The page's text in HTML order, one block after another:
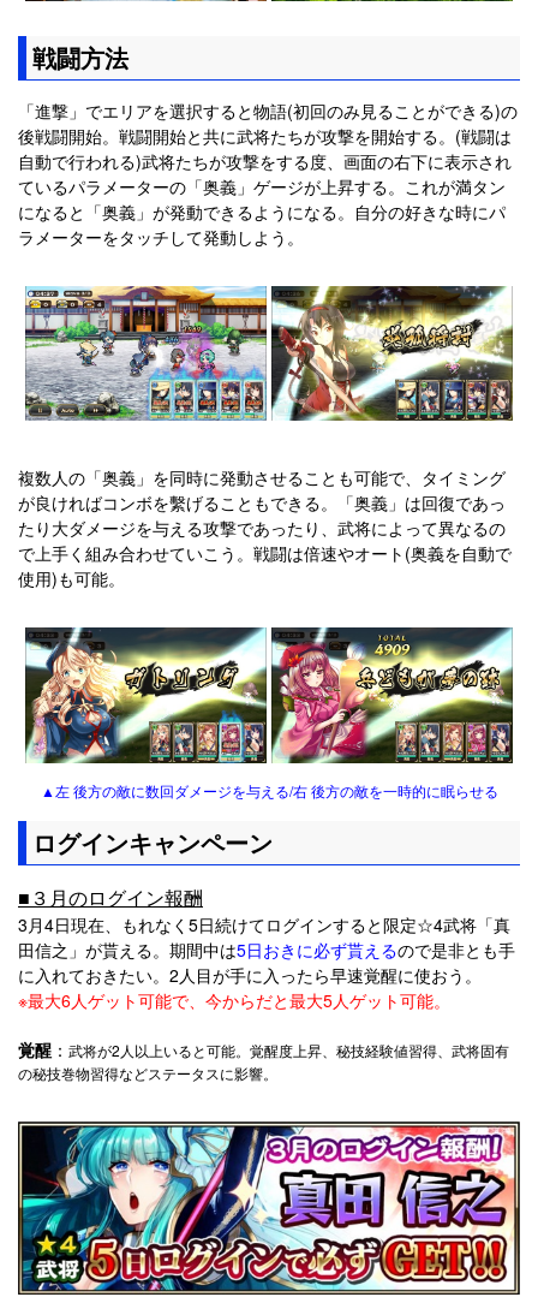
戦闘方法
「進撃」でエリアを選択すると物語(初回のみ見ることができる)の
後戦闘開始。戦闘開始と共に武将たちが攻撃を開始する。(戦闘は
自動で行われる)武将たちが攻撃をする度、画面の右下に表示され
ているパラメーターの「奥義」ゲージが上昇する。これが満タン
になると「奥義」が発動できるようになる。自分の好きな時にパ
ラメーターをタッチして発動しよう。
複数人の「奥義」を同時に発動させることも可能で、タイミング
が良ければコンボを繫げることもできる。「奥義」は回復であっ
たり大ダメージを与える攻撃であったり、武将によって異なるの
で上手く組み合わせていこう。戦闘は倍速やオート(奥義を自動で
使用)も可能。
▲左 後方の敵に数回ダメージを与える/右 後方の敵を一時的に眠らせる
ログインキャンペーン
■３月のログイン報酬
3月4日現在、もれなく5日続けてログインすると限定☆4武将「真
田信之」が貰える。期間中は5日おきに必ず貰えるので是非とも手
に入れておきたい。2人目が手に入ったら早速覚醒に使おう。
※最大6人ゲット可能で、今からだと最大5人ゲット可能。
覚醒 ： 武将が2人以上いると可能。覚醒度上昇、秘技経験値習得、武将固有
の秘技巻物習得などステータスに影響。